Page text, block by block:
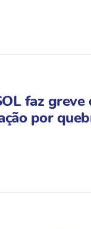
faz greve
por